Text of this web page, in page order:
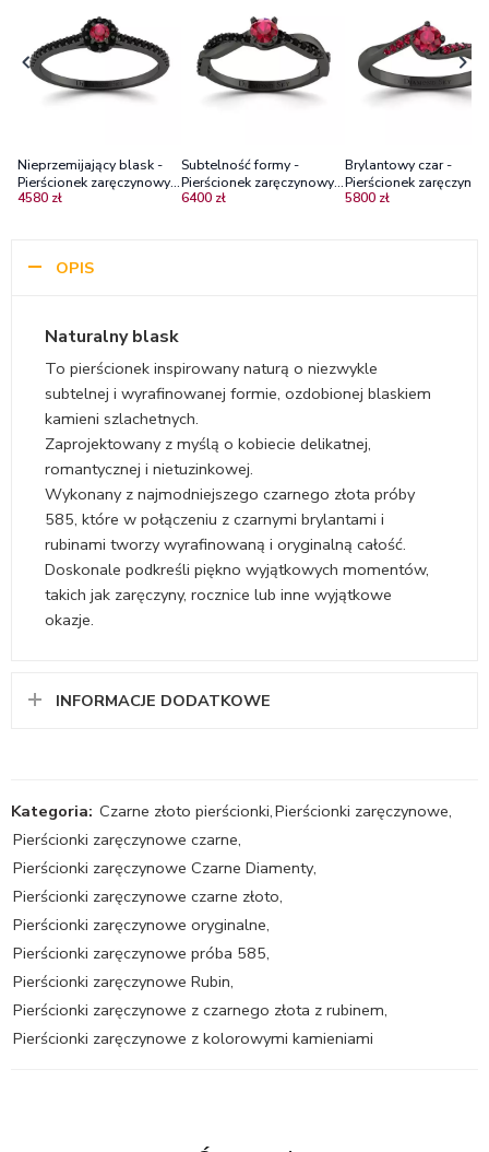
Nieprzemijający blask -
Pierścionek zaręczynowy z
czarnego złota z czarnymi
4580 zł
Subtelność formy -
Pierścionek zaręczynowy z
czarnego złota z rubinem i
6400 zł
Brylantowy czar -
Pierścionek
czarnego złota z
5800 zł
OPIS
Naturalny blask
To pierścionek inspirowany naturą o niezwykle
subtelnej i wyrafinowanej formie, ozdobionej blaskiem
kamieni szlachetnych.
Zaprojektowany z myślą o kobiecie delikatnej,
romantycznej i nietuzinkowej.
Wykonany z najmodniejszego czarnego złota próby
585, które w połączeniu z czarnymi brylantami i
rubinami tworzy wyrafinowaną i oryginalną całość.
Doskonale podkreśli piękno wyjątkowych momentów,
takich jak zaręczyny, rocznice lub inne wyjątkowe
okazje.
INFORMACJE DODATKOWE
Kategoria: Czarne złoto pierścionki,Pierścionki zaręczynowe,
Pierścionki zaręczynowe czarne,
Pierścionki zaręczynowe Czarne Diamenty,
Pierścionki zaręczynowe czarne złoto,
Pierścionki zaręczynowe oryginalne,
Pierścionki zaręczynowe próba 585,
Pierścionki zaręczynowe Rubin,
Pierścionki zaręczynowe z czarnego złota z rubinem,
Pierścionki zaręczynowe z kolorowymi kamieniami